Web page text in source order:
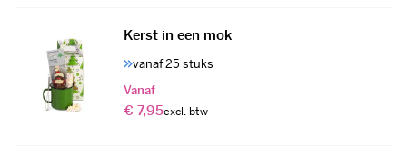
Kerst in een mok
vanaf 25 stuks
Vanaf
€ 7,95